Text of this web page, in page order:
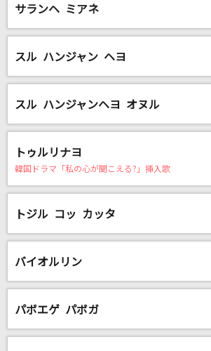
[UNDEAD]朔間零(CV.増田俊樹)、羽風薫(CV.細貝圭)
[生音]島人ぬ宝
BEGIN
[生音]絶体絶命
Story
好きすぎて滅！
M!LK
阿修羅ちゃん
Ado
サランヘ ミアネ
スル ハンジャン ヘヨ
スル ハンジャンヘヨ オヌル
トゥルリナヨ
韓国ドラマ「私の心が聞こえる?」挿入歌
トジル コッ カッタ
バイオルリン
パボエゲ パボガ